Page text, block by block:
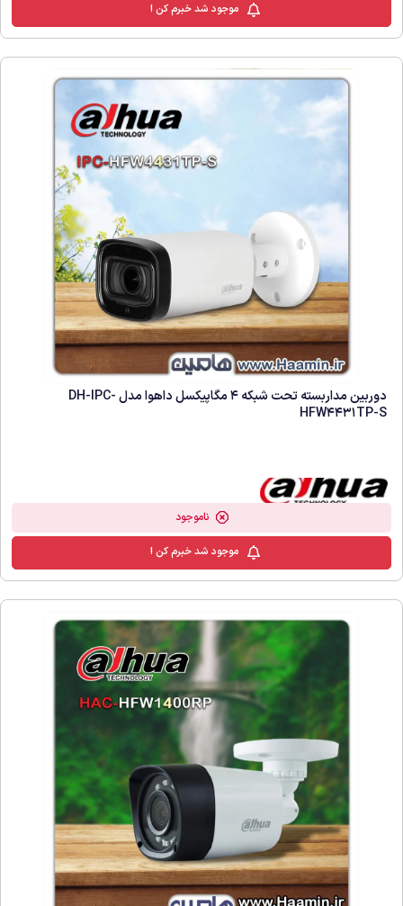
موجود شد خبرم کن !
دوربین مداربسته تحت شبکه 4 مگاپیکسل داهوا مدل DH-IPC-
HFW4431TP-S
ناموجود
موجود شد خبرم کن !